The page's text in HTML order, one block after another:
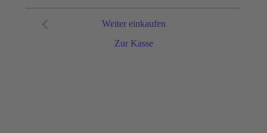
Zur Kasse
Weiter einkaufen